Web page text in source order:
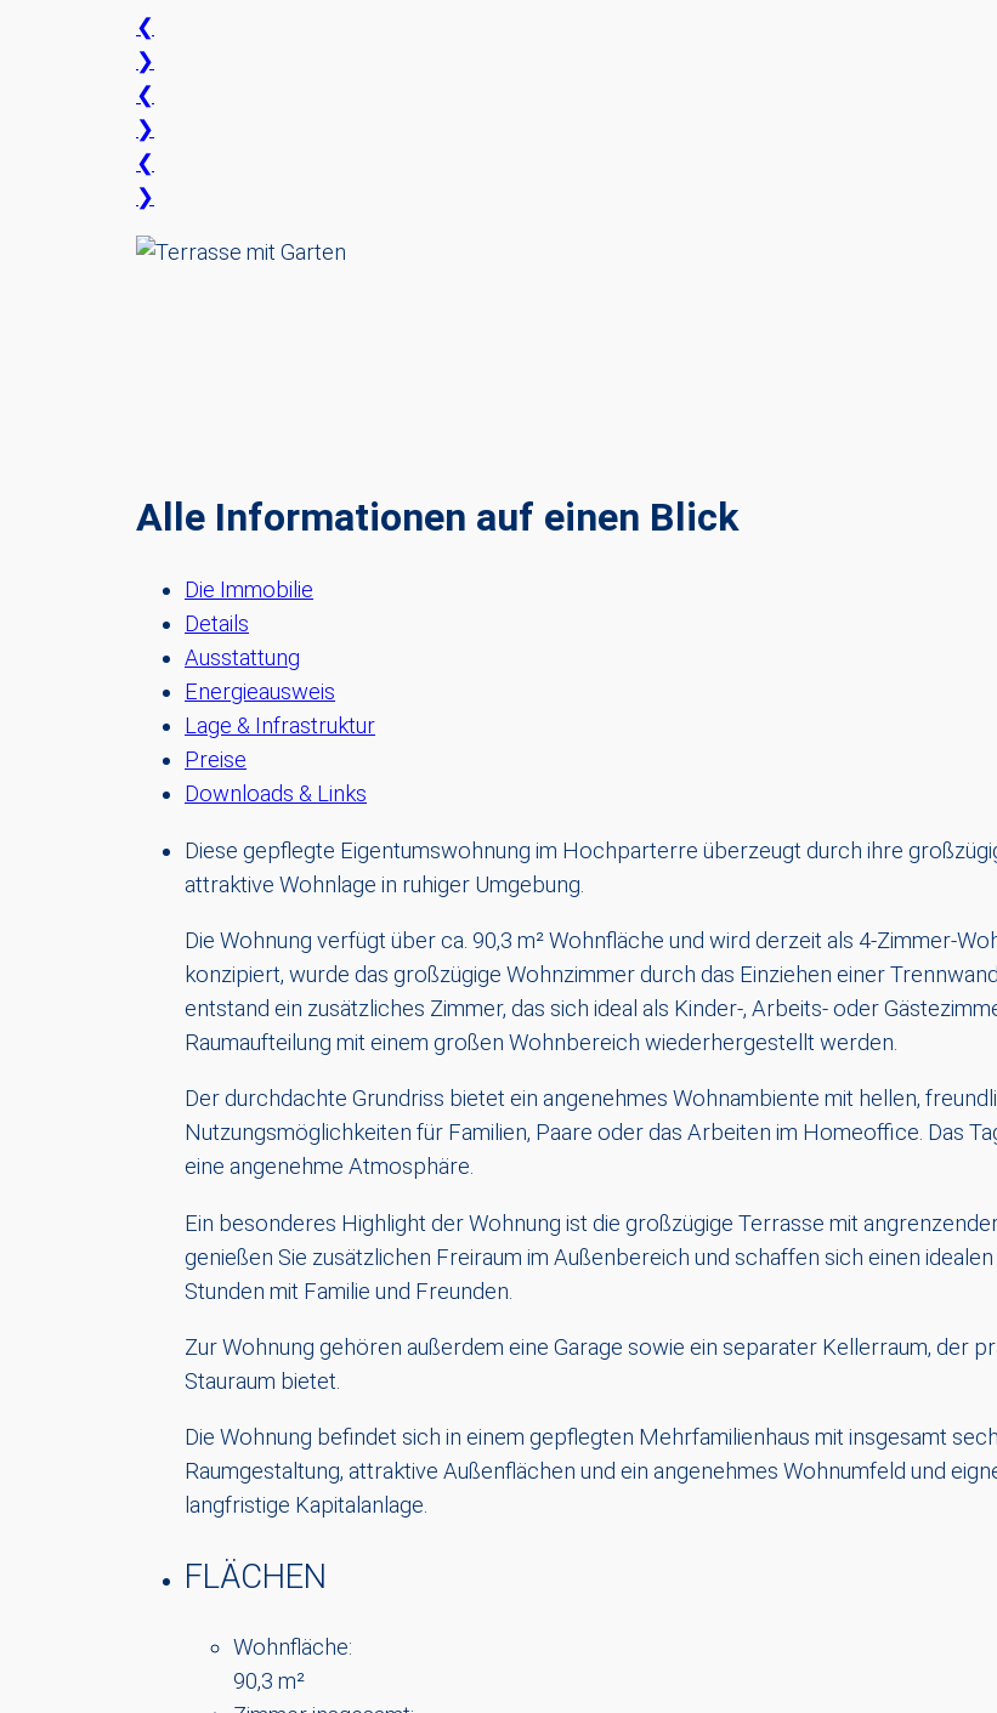
❮
❯
❮
❯
❮
❯
Alle Informationen auf einen Blick
Die Immobilie
Details
Ausstattung
Energieausweis
Lage & Infrastruktur
Preise
Downloads & Links
Diese gepflegte Eigentumswohnung im Hochparterre überzeugt durch ihre
attraktive Wohnlage in ruhiger Umgebung.
Die Wohnung verfügt über ca. 90,3 m² Wohnfläche und wird derzeit als 4-Zimmer-
konzipiert, wurde das großzügige Wohnzimmer durch das Einziehen einer
entstand ein zusätzliches Zimmer, das sich ideal als Kinder-, Arbeits- oder
Raumaufteilung mit einem großen Wohnbereich wiederhergestellt werden.
Der durchdachte Grundriss bietet ein angenehmes Wohnambiente mit hellen,
Nutzungsmöglichkeiten für Familien, Paare oder das Arbeiten im Homeoffice. Das
eine angenehme Atmosphäre.
Ein besonderes Highlight der Wohnung ist die großzügige Terrasse mit
genießen Sie zusätzlichen Freiraum im Außenbereich und schaffen sich einen
Stunden mit Familie und Freunden.
Zur Wohnung gehören außerdem eine Garage sowie ein separater Kellerraum, der
Stauraum bietet.
Die Wohnung befindet sich in einem gepflegten Mehrfamilienhaus mit insgesamt
Raumgestaltung, attraktive Außenflächen und ein angenehmes Wohnumfeld und
langfristige Kapitalanlage.
FLÄCHEN
Wohnfläche:
90,3 m²